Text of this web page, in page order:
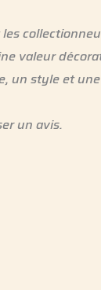
valeur
un style et
un avis.